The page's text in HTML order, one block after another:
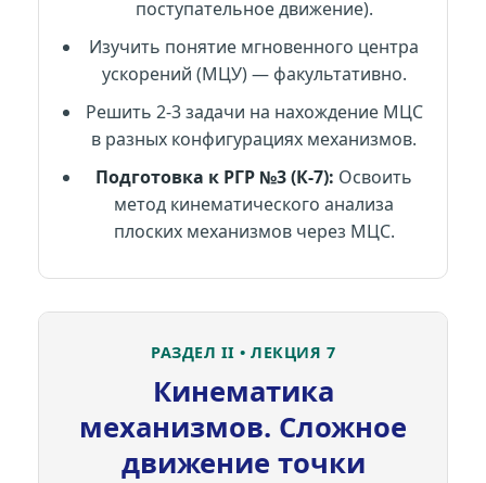
поступательное движение).
Изучить понятие мгновенного центра
ускорений (МЦУ) — факультативно.
Решить 2-3 задачи на нахождение МЦС
в разных конфигурациях механизмов.
Подготовка к РГР №3 (К-7): Освоить
метод кинематического анализа
плоских механизмов через МЦС.
РАЗДЕЛ II • ЛЕКЦИЯ 7
Кинематика
механизмов. Сложное
движение точки